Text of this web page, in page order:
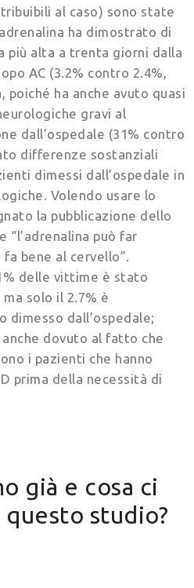
al caso) sono state
ha dimostrato di
più alta a trenta giorni dalla
AC (3.2% contro 2.4%,
poiché ha anche avuto quasi
gravi al
dall’ospedale (31% contro
differenze sostanziali
dimessi dall’ospedale in
Volendo usare lo
la pubblicazione dello
“l’adrenalina può far
bene al cervello”.
delle vittime è stato
solo il 2.7% è
dimesso dall’ospedale;
dovuto al fatto che
i pazienti che hanno
prima della necessità di
già e cosa ci
studio?